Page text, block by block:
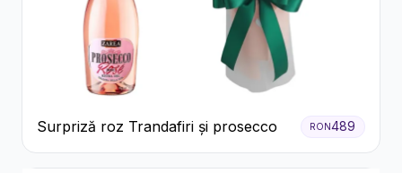
Surpriză roz Trandafiri și prosecco RON489